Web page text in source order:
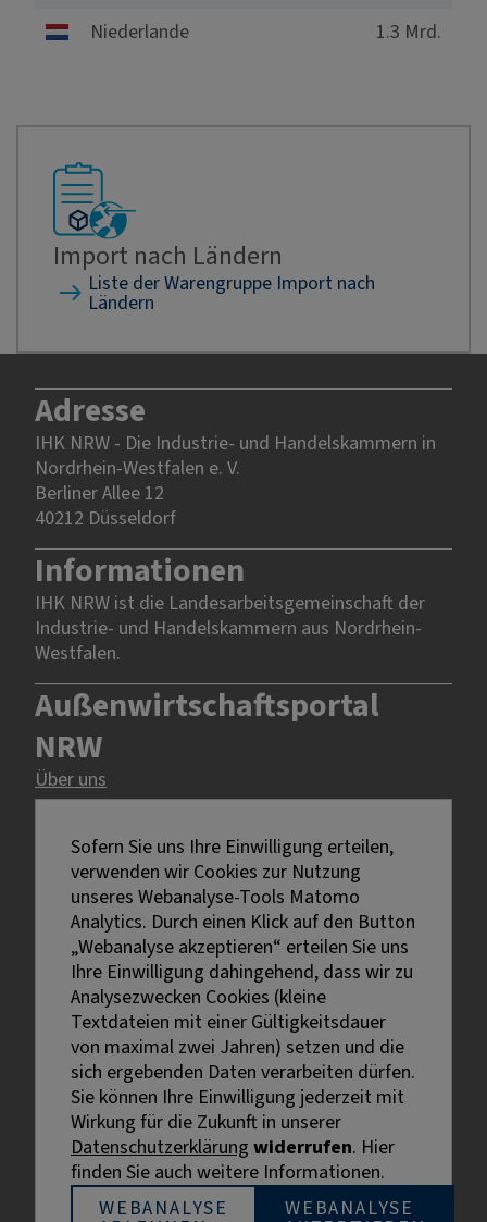
Niederlande
1.3 Mrd.
Import nach Ländern
Liste der Warengruppe Import nach
Ländern
Adresse
IHK NRW - Die Industrie- und Handelskammern in
Nordrhein-Westfalen e. V.
Berliner Allee 12
40212 Düsseldorf
Informationen
IHK NRW ist die Landesarbeitsgemeinschaft der
Industrie- und Handelskammern aus Nordrhein-
Westfalen.
Außenwirtschaftsportal
NRW
Über uns
Rechtliches
Impressum
Datenschutz
Erklärung zur Barrierefreiheit
Bildnachweise
Externe Links sind mit dem Symbol
gekennzeichnet.
Bei personenbezogenen Bezeichnungen wurde aus
Gründen der besseren Lesbarkeit die männliche
Bezeichnung gewählt. Gemeint sind stets alle
Sofern Sie uns Ihre Einwilligung erteilen,
verwenden wir Cookies zur Nutzung
unseres Webanalyse-Tools Matomo
Analytics. Durch einen Klick auf den Button
„Webanalyse akzeptieren“ erteilen Sie uns
Ihre Einwilligung dahingehend, dass wir zu
Analysezwecken Cookies (kleine
Textdateien mit einer Gültigkeitsdauer
von maximal zwei Jahren) setzen und die
sich ergebenden Daten verarbeiten dürfen.
Sie können Ihre Einwilligung jederzeit mit
Wirkung für die Zukunft in unserer
Datenschutzerklärung widerrufen. Hier
finden Sie auch weitere Informationen.
WEBANALYSE
WEBANALYSE